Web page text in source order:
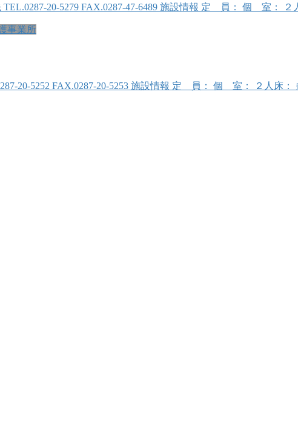
TEL.0287-20-5279 FAX.0287-47-6489 施設情報 定 員： 個 室：
事業所
20-5252 FAX.0287-20-5253 施設情報 定 員： 個 室： ２人